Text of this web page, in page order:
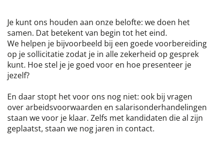
Je kunt ons houden aan onze belofte: we doen het
samen. Dat betekent van begin tot het eind.
We helpen je bijvoorbeeld bij een goede voorbereiding
op je sollicitatie zodat je in alle zekerheid op gesprek
kunt. Hoe stel je je goed voor en hoe presenteer je
jezelf?
En daar stopt het voor ons nog niet: ook bij vragen
over arbeidsvoorwaarden en salarisonderhandelingen
staan we voor je klaar. Zelfs met kandidaten die al zijn
geplaatst, staan we nog jaren in contact.